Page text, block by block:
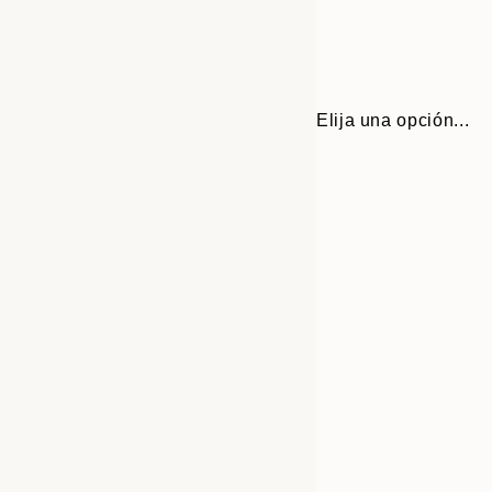
Elija una opción...